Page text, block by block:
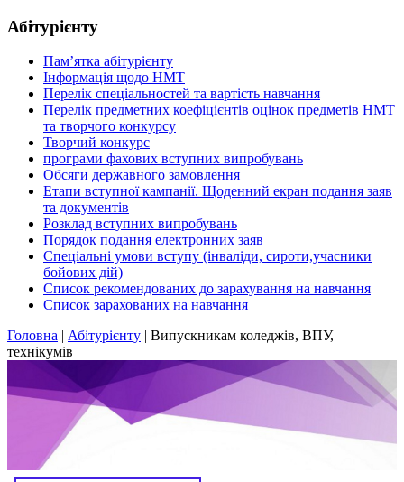
Абітурієнту
Пам’ятка абітурієнту
Інформація щодо НМТ
Перелік спеціальностей та вартість навчання
Перелік предметних коефіцієнтів оцінок предметів НМТ
та творчого конкурсу
Творчий конкурс
програми фахових вступних випробувань
Обсяги державного замовлення
Етапи вступної кампанії. Щоденний екран подання заяв
та документів
Розклад вступних випробувань
Порядок подання електронних заяв
Спеціальні умови вступу (інваліди, сироти,учасники
бойових дій)
Список рекомендованих до зарахування на навчання
Список зарахованих на навчання
Головна | Абітурієнту | Випускникам коледжів, ВПУ,
технікумів